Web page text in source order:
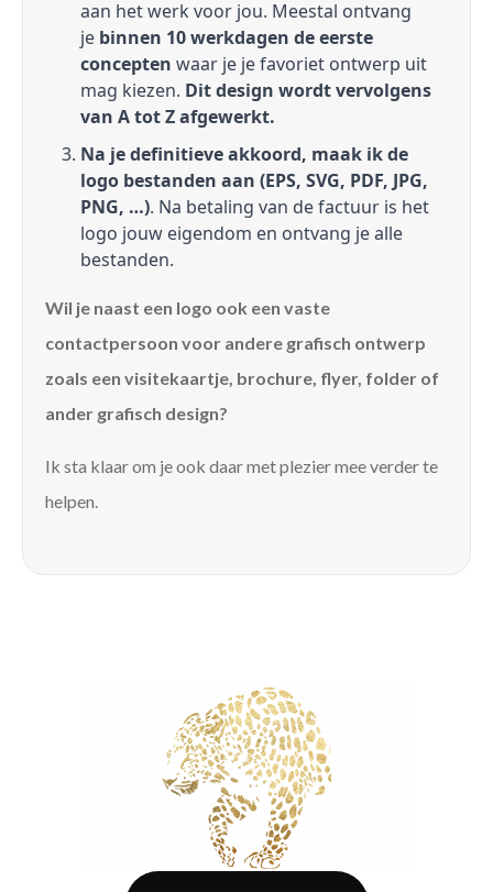
aan het werk voor jou. Meestal ontvang
je binnen 10 werkdagen de eerste
concepten waar je je favoriet ontwerp uit
mag kiezen. Dit design wordt vervolgens
van A tot Z afgewerkt.
Na je definitieve akkoord, maak ik de
logo bestanden aan (EPS, SVG, PDF, JPG,
PNG, …). Na betaling van de factuur is het
logo jouw eigendom en ontvang je alle
bestanden.
Wil je naast een logo ook een vaste
contactpersoon voor andere grafisch ontwerp
zoals een visitekaartje, brochure, flyer, folder of
ander grafisch design?
Ik sta klaar om je ook daar met plezier mee verder te
helpen.